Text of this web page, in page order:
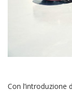
Con l’introduzione